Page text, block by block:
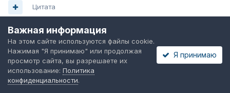
Цитата
-1
Mamay
Важная информация
На этом сайте используются файлы cookie.
Нажимая "Я принимаю" или продолжая
просмотр сайта, вы разрешаете их
использование: Политика
конфиденциальности.
Я принимаю